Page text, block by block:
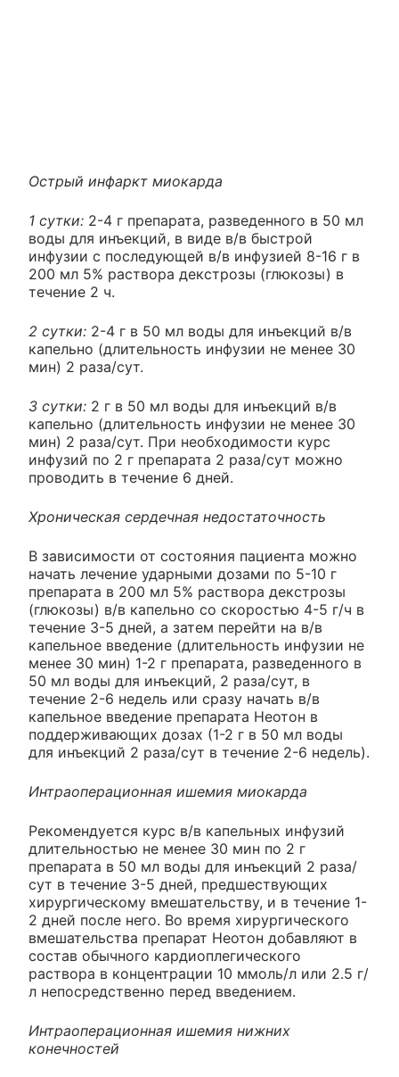
Острый инфаркт миокарда
1 сутки: 2-4 г препарата, разведенного в 50 мл
воды для инъекций, в виде в/в быстрой
инфузии с последующей в/в инфузией 8-16 г в
200 мл 5% раствора декстрозы (глюкозы) в
течение 2 ч.
2 сутки: 2-4 г в 50 мл воды для инъекций в/в
капельно (длительность инфузии не менее 30
мин) 2 раза/сут.
3 сутки: 2 г в 50 мл воды для инъекций в/в
капельно (длительность инфузии не менее 30
мин) 2 раза/сут. При необходимости курс
инфузий по 2 г препарата 2 раза/сут можно
проводить в течение 6 дней.
Хроническая сердечная недостаточность
В зависимости от состояния пациента можно
начать лечение ударными дозами по 5-10 г
препарата в 200 мл 5% раствора декстрозы
(глюкозы) в/в капельно со скоростью 4-5 г/ч в
течение 3-5 дней, а затем перейти на в/в
капельное введение (длительность инфузии не
менее 30 мин) 1-2 г препарата, разведенного в
50 мл воды для инъекций, 2 раза/сут, в
течение 2-6 недель или сразу начать в/в
капельное введение препарата Неотон в
поддерживающих дозах (1-2 г в 50 мл воды
для инъекций 2 раза/сут в течение 2-6 недель).
Интраоперационная ишемия миокарда
Рекомендуется курс в/в капельных инфузий
длительностью не менее 30 мин по 2 г
препарата в 50 мл воды для инъекций 2 раза/
сут в течение 3-5 дней, предшествующих
хирургическому вмешательству, и в течение 1-
2 дней после него. Во время хирургического
вмешательства препарат Неотон добавляют в
состав обычного кардиоплегического
раствора в концентрации 10 ммоль/л или 2.5 г/
л непосредственно перед введением.
Интраоперационная ишемия нижних
конечностей